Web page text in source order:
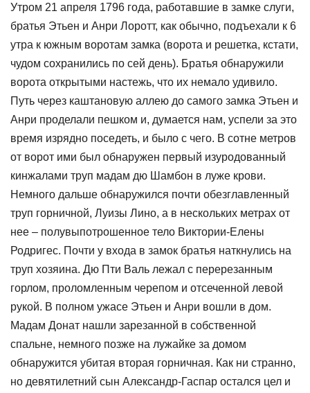
Утром 21 апреля 1796 года, работавшие в замке слуги,
братья Этьен и Анри Лоротт, как обычно, подъехали к 6
утра к южным воротам замка (ворота и решетка, кстати,
чудом сохранились по сей день). Братья обнаружили
ворота открытыми настежь, что их немало удивило.
Путь через каштановую аллею до самого замка Этьен и
Анри проделали пешком и, думается нам, успели за это
время изрядно поседеть, и было с чего. В сотне метров
от ворот ими был обнаружен первый изуродованный
кинжалами труп мадам дю Шамбон в луже крови.
Немного дальше обнаружился почти обезглавленный
труп горничной, Луизы Лино, а в нескольких метрах от
нее – полувыпотрошенное тело Виктории-Елены
Родригес. Почти у входа в замок братья наткнулись на
труп хозяина. Дю Пти Валь лежал с перерезанным
горлом, проломленным черепом и отсеченной левой
рукой. В полном ужасе Этьен и Анри вошли в дом.
Мадам Донат нашли зарезанной в собственной
спальне, немного позже на лужайке за домом
обнаружится убитая вторая горничная. Как ни странно,
но девятилетний сын Александр-Гаспар остался цел и